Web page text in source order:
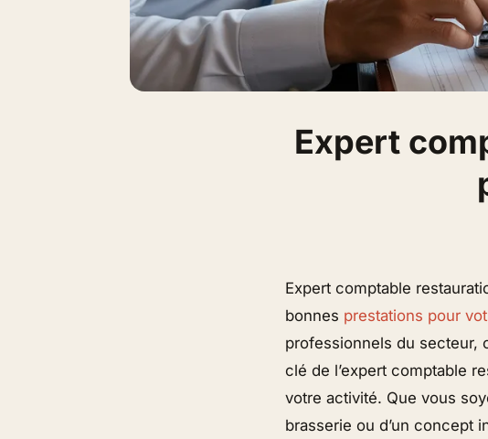
Expert
Expert comptable
bonnes prestations pour
professionnels du secteur,
clé de l’expert comptable
votre activité. Que vous
brasserie ou d’un concept